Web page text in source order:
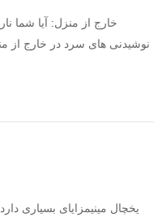
خارج از منزل: آیا شما
نوشیدنی های سرد در خارج از
جا با یک پلاگین برق قرار
فضای باز، استخر ها